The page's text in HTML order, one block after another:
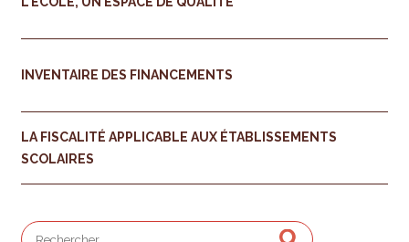
INVENTAIRE DES FINANCEMENTS
LA FISCALITÉ APPLICABLE AUX ÉTABLISSEMENTS
SCOLAIRES